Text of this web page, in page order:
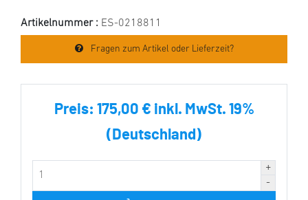
Artikelnummer : ES-0218811
Fragen zum Artikel oder Lieferzeit?
Preis: 175,00 € inkl. MwSt. 19%
(Deutschland)